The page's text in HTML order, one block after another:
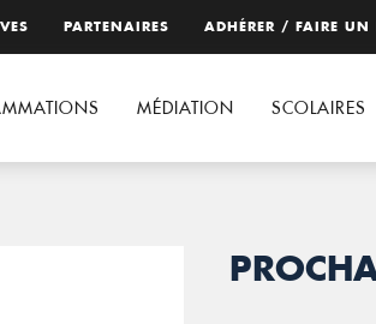
PARTENAIRES ADHÉRER / FAIRE UN
MÉDIATION SCOLAIRES